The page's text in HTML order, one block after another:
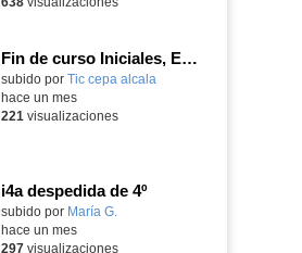
Fin de curso Iniciales, Español, Inglés, Informática y Patrimonio
subido por Tic cepa alcala
hace un mes
221 visualizaciones
i4a despedida de 4º
Contenido educativo.
subido por María G.
hace un mes
297visualizaciones